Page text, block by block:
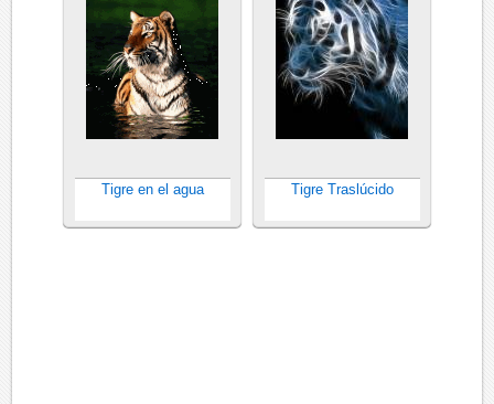
Tigre en el agua Tigre Traslúcido